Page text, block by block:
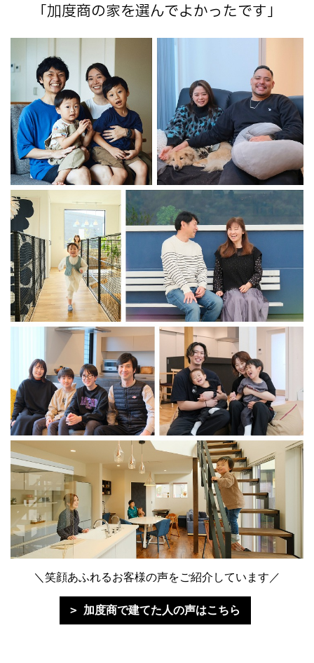
「加度商の家を選んでよかったです」
＼笑顔あふれるお客様の声をご紹介しています／
加度商で建てた人の声はこちら